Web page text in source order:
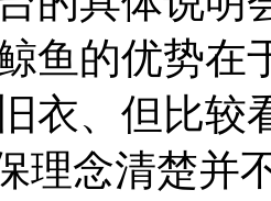
鱼的优势在
衣、但比较
理念清楚并